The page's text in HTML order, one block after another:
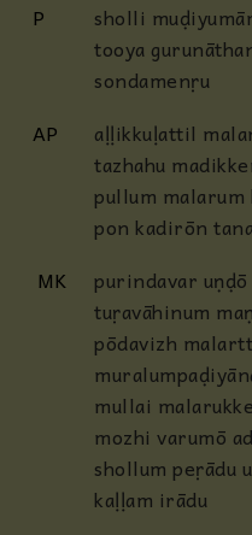
P
sholli
tooya
sondamenṛu
AP
aḷḷikkuḷattil
tazhahu
pullum malarum
pon kadirōn
MK
purindavar
tuṛavāhinum
pōdavizh
mullai
mozhi varumō
shollum peṛādu
kaḷḷam irādu